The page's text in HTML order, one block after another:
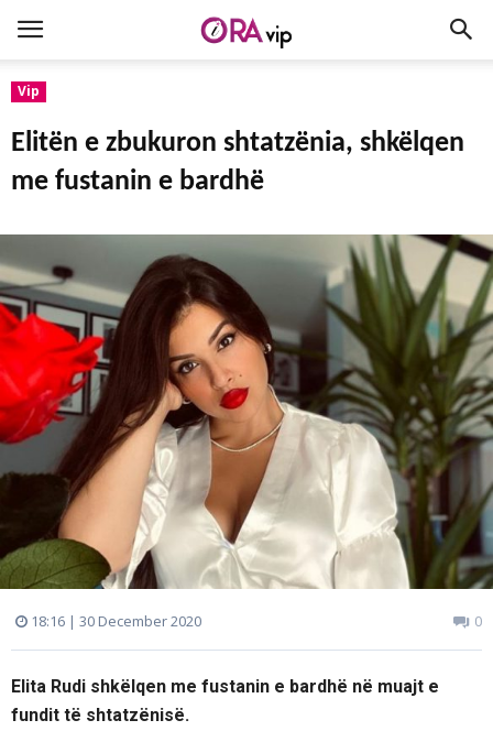
Vip
Elitën e zbukuron shtatzënia, shkëlqen
me fustanin e bardhë
18:16 | 30 December 2020 0
Elita Rudi shkëlqen me fustanin e bardhë në muajt e
fundit të shtatzënisë.